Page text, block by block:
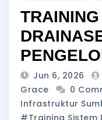
Jun 6, 2026
Grace
0
Infrastruktur
#training Sistem